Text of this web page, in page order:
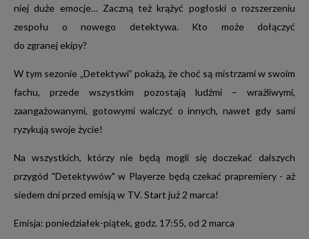
niej duże emocje… Zaczną też krążyć pogłoski o rozszerzeniu
zespołu o nowego detektywa. Kto może dołączyć
do zgranej ekipy?
W tym sezonie „Detektywi” pokażą, że choć są mistrzami w swoim
fachu, przede wszystkim pozostają ludźmi – wrażliwymi,
zaangażowanymi, gotowymi walczyć o innych, nawet gdy sami
ryzykują swoje życie!
Na wszystkich, którzy nie będą mogli się doczekać dalszych
przygód "Detektywów" w Playerze będą czekać prapremiery - aż
siedem dni przed emisją w TV. Start już 2 marca!
Emisja: poniedziałek-piątek, godz. 17:55, od 2 marca